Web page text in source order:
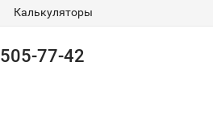
Калькуляторы
77-42